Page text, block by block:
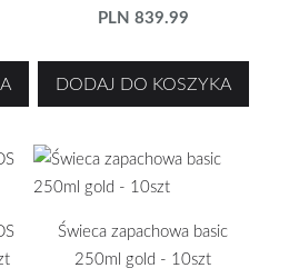
PLN 839.99
DODAJ DO KOSZYKA
Świeca zapachowa basic
250ml gold - 10szt